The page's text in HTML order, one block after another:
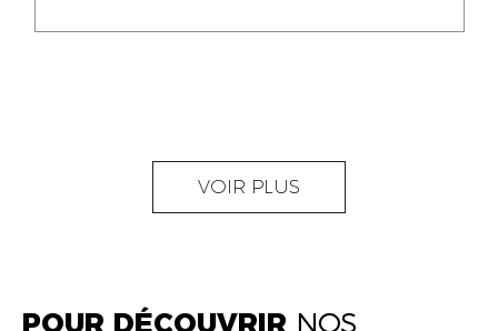
AGENT
GHITA SFINY
ACCOUNTANT
OUMAIMA HABIBA
VOIR PLUS
POUR DÉCOUVRIR NOS